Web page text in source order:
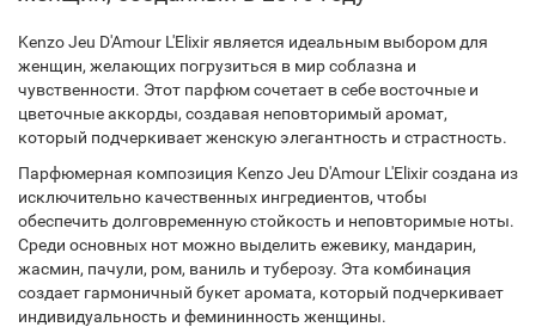
Kenzo Jeu D'Amour L'Elixir является идеальным выбором для
женщин, желающих погрузиться в мир соблазна и
чувственности. Этот парфюм сочетает в себе восточные и
цветочные аккорды, создавая неповторимый аромат,
который подчеркивает женскую элегантность и страстность.
Парфюмерная композиция Kenzo Jeu D'Amour L'Elixir создана из
исключительно качественных ингредиентов, чтобы
обеспечить долговременную стойкость и неповторимые ноты.
Среди основных нот можно выделить ежевику, мандарин,
жасмин, пачули, ром, ваниль и туберозу. Эта комбинация
создает гармоничный букет аромата, который подчеркивает
индивидуальность и фемининность женщины.